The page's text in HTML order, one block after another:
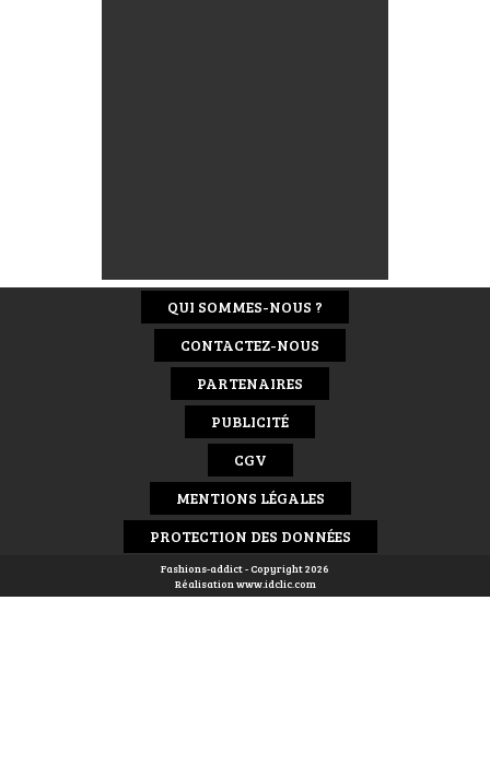
QUI SOMMES-NOUS ?
CONTACTEZ-NOUS
PARTENAIRES
PUBLICITÉ
CGV
MENTIONS LÉGALES
PROTECTION DES DONNÉES
Fashions-addict - Copyright 2026
Réalisation www.idclic.com